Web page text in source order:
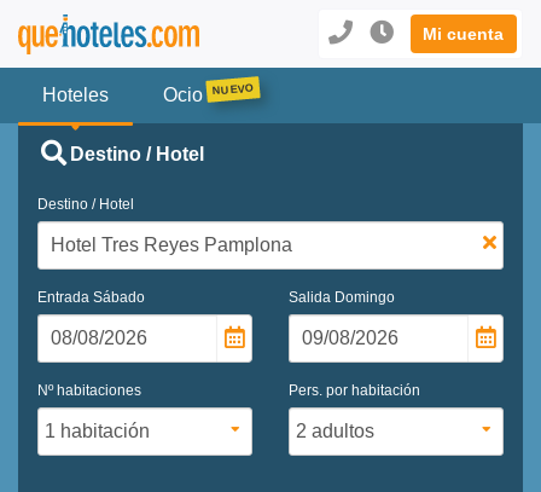
Mi cuenta
Hoteles Ocio
Destino / Hotel
Destino / Hotel
Entrada Sábado Salida Domingo
Nº habitaciones Pers. por habitación